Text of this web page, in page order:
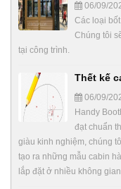
06/09/
Các loại
Chúng tôi
tại công trình.
Thết kế
06/09/
Handy
đạt chuẩn
giàu kinh nghiệm, chúng
tạo ra những mẫu cabin
lắp đặt ở nhiều không